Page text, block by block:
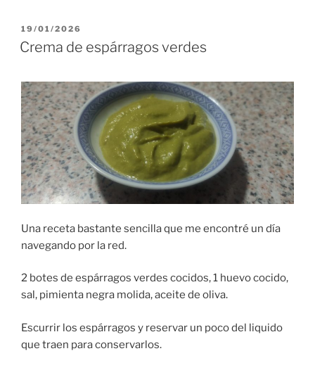
PUBLICADO
EL
19/01/2026
Crema de espárragos verdes
Una receta bastante sencilla que me encontré un día
navegando por la red.
2 botes de espárragos verdes cocidos, 1 huevo cocido,
sal, pimienta negra molida, aceite de oliva.
Escurrir los espárragos y reservar un poco del liquido
que traen para conservarlos.